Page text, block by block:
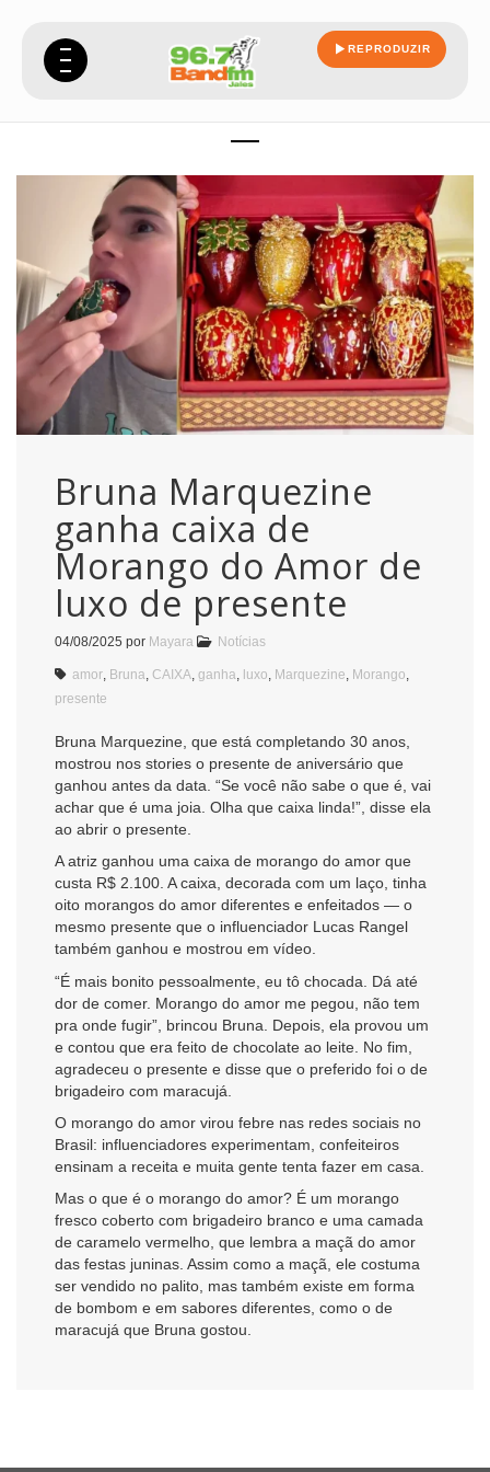
REPRODUZIR
Bruna Marquezine
ganha caixa de
Morango do Amor de
luxo de presente
04/08/2025 por Mayara Notícias
amor Bruna CAIXA ganha luxo Marquezine Morango
presente
Bruna Marquezine, que está completando 30 anos,
mostrou nos stories o presente de aniversário que
ganhou antes da data. “Se você não sabe o que é, vai
achar que é uma joia. Olha que caixa linda!”, disse ela
ao abrir o presente.
A atriz ganhou uma caixa de morango do amor que
custa R$ 2.100. A caixa, decorada com um laço, tinha
oito morangos do amor diferentes e enfeitados — o
mesmo presente que o influenciador Lucas Rangel
também ganhou e mostrou em vídeo.
“É mais bonito pessoalmente, eu tô chocada. Dá até
dor de comer. Morango do amor me pegou, não tem
pra onde fugir”, brincou Bruna. Depois, ela provou um
e contou que era feito de chocolate ao leite. No fim,
agradeceu o presente e disse que o preferido foi o de
brigadeiro com maracujá.
O morango do amor virou febre nas redes sociais no
Brasil: influenciadores experimentam, confeiteiros
ensinam a receita e muita gente tenta fazer em casa.
Mas o que é o morango do amor? É um morango
fresco coberto com brigadeiro branco e uma camada
de caramelo vermelho, que lembra a maçã do amor
das festas juninas. Assim como a maçã, ele costuma
ser vendido no palito, mas também existe em forma
de bombom e em sabores diferentes, como o de
maracujá que Bruna gostou.